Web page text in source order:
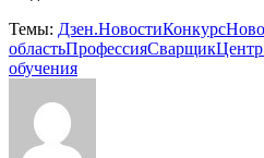
Темы: Дзен.НовостиКонкурс
областьПрофессияСварщик
обучения